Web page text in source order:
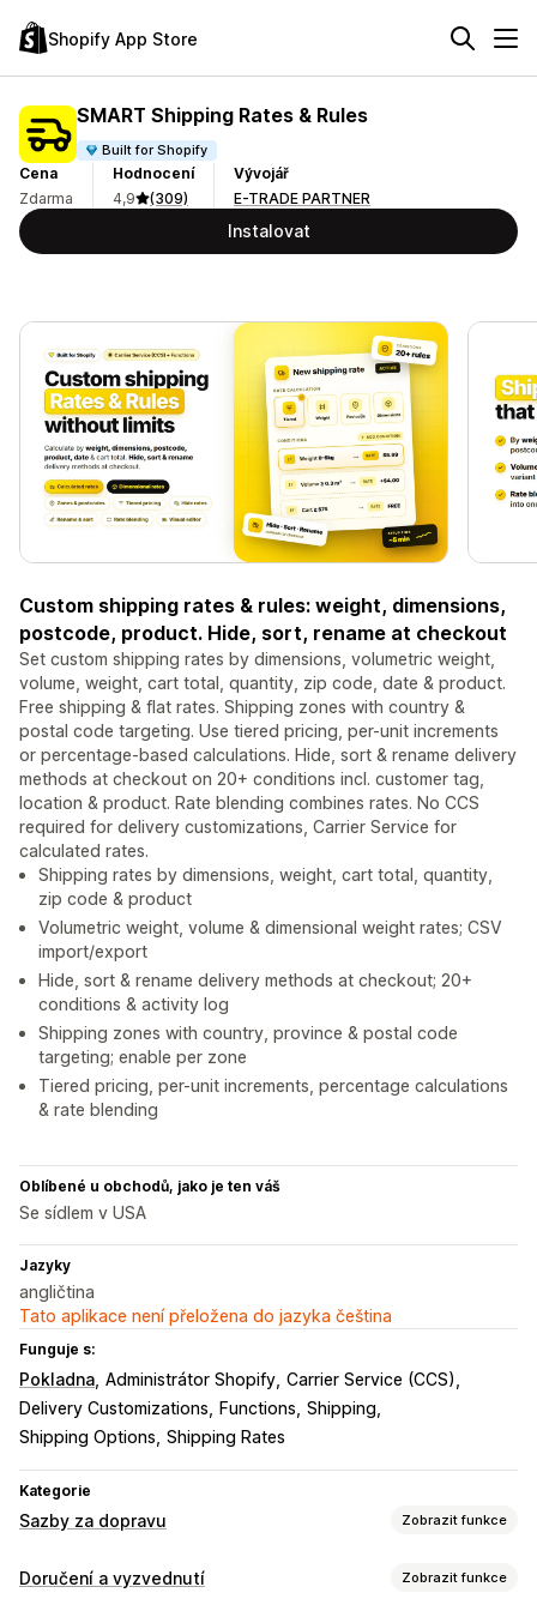
Shopify App Store
SMART Shipping Rates & Rules
Built for Shopify
Cena
Zdarma
Hodnocení
4,9
(309)
Vývojář
E-TRADE PARTNER
Instalovat
Custom shipping rates & rules: weight, dimensions,
postcode, product. Hide, sort, rename at checkout
Set custom shipping rates by dimensions, volumetric weight,
volume, weight, cart total, quantity, zip code, date & product.
Free shipping & flat rates. Shipping zones with country &
postal code targeting. Use tiered pricing, per-unit increments
or percentage-based calculations. Hide, sort & rename delivery
methods at checkout on 20+ conditions incl. customer tag,
location & product. Rate blending combines rates. No CCS
required for delivery customizations, Carrier Service for
calculated rates.
Shipping rates by dimensions, weight, cart total, quantity,
zip code & product
Volumetric weight, volume & dimensional weight rates; CSV
import/export
Hide, sort & rename delivery methods at checkout; 20+
conditions & activity log
Shipping zones with country, province & postal code
targeting; enable per zone
Tiered pricing, per-unit increments, percentage calculations
& rate blending
Oblíbené u obchodů, jako je ten váš
Se sídlem v USA
Jazyky
angličtina
Tato aplikace není přeložena do jazyka čeština
Funguje s:
Pokladna Administrátor Shopify Carrier Service (CCS)
Delivery Customizations
Functions Shipping
Shipping Options Shipping Rates
Kategorie
Sazby za dopravu Zobrazit funkce
Výpočet sazeb
Doručení a vyzvednutí Zobrazit funkce